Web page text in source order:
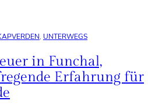
, UNTERWEGS
in Funchal,
Erfahrung für